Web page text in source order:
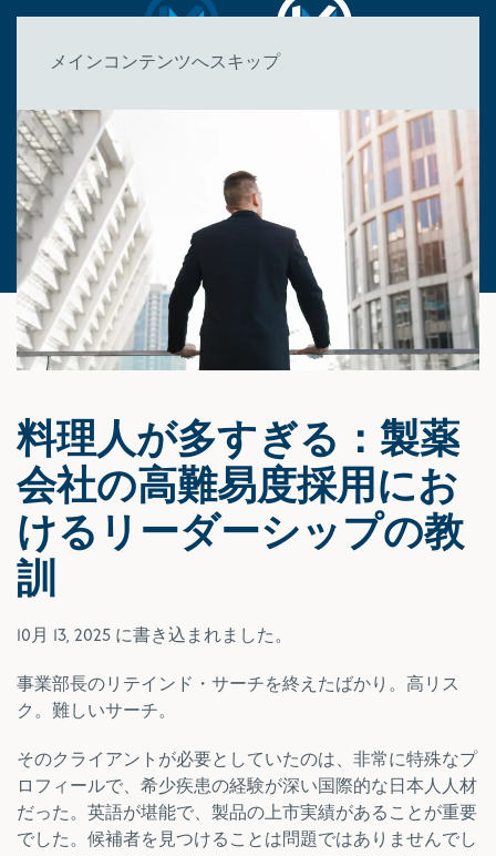
メインコンテンツへスキップ
料理人が多すぎる：製薬
会社の高難易度採用にお
けるリーダーシップの教
訓
10月 13, 2025 に書き込まれました。
事業部長のリテインド・サーチを終えたばかり。高リス
ク。難しいサーチ。
そのクライアントが必要としていたのは、非常に特殊なプ
ロフィールで、希少疾患の経験が深い国際的な日本人人材
だった。英語が堪能で、製品の上市実績があることが重要
でした。候補者を見つけることは問題ではありませんでし